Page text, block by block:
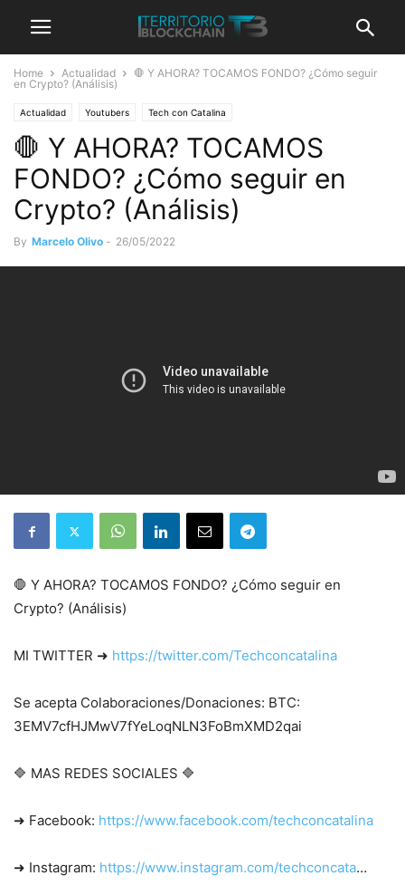
Home Actualidad
🛑 Y AHORA? TOCAMOS FONDO? ¿Cómo seguir
en Crypto? (Análisis)
Actualidad Youtubers Tech con Catalina
🛑 Y AHORA? TOCAMOS
FONDO? ¿Cómo seguir en
Crypto? (Análisis)
By Marcelo Olivo - 26/05/2022
🛑 Y AHORA? TOCAMOS FONDO? ¿Cómo seguir en
Crypto? (Análisis)
MI TWITTER ➜ https://twitter.com/Techconcatalina
Se acepta Colaboraciones/Donaciones: BTC:
3EMV7cfHJMwV7fYeLoqNLN3FoBmXMD2qai
🔷 MAS REDES SOCIALES 🔷
➜ Facebook: https://www.facebook.com/techconcatalina
➜ Instagram: https://www.instagram.com/techconcata…